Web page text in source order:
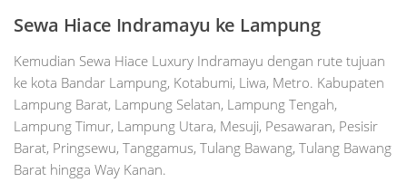
Sewa Hiace Indramayu ke Lampung
Kemudian Sewa Hiace Luxury Indramayu dengan rute tujuan
ke kota Bandar Lampung, Kotabumi, Liwa, Metro. Kabupaten
Lampung Barat, Lampung Selatan, Lampung Tengah,
Lampung Timur, Lampung Utara, Mesuji, Pesawaran, Pesisir
Barat, Pringsewu, Tanggamus, Tulang Bawang, Tulang Bawang
Barat hingga Way Kanan.